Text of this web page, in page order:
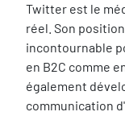
Présentation
Twitter est le
réel. Son
incontournable
en B2C comme
également
communication